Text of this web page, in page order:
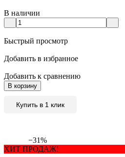
В наличии
Быстрый просмотр
Добавить в избранное
Добавить к сравнению
В корзину
Купить в 1 клик
−31%
ХИТ ПРОДАЖ!